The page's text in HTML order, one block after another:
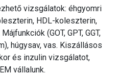
vizsgálatok: éhgyomri
HDL-koleszterin,
(GOT, GPT, GGT,
húgysav, vas. Kiszállásos
és inzulin vizsgálatot,
vállalunk.